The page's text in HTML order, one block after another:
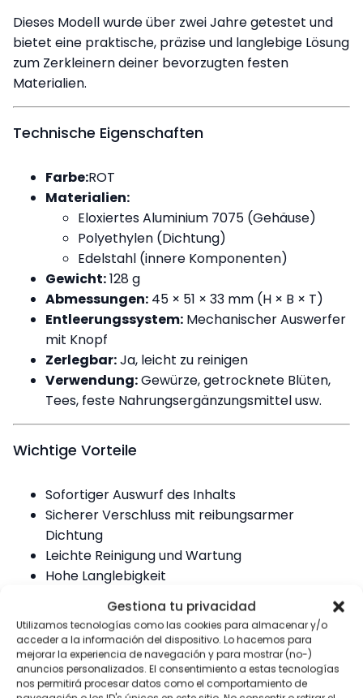
Gestiona tu privacidad
Utilizamos tecnologías como las cookies para almacenar y/o
acceder a la información del dispositivo. Lo hacemos para
mejorar la experiencia de navegación y para mostrar (no-)
anuncios personalizados. El consentimiento a estas tecnologías
nos permitirá procesar datos como el comportamiento de
Dieses Modell wurde über zwei Jahre getestet und
bietet eine praktische, präzise und langlebige Lösung
zum Zerkleinern deiner bevorzugten festen
Materialien.
Technische Eigenschaften
Farbe:ROT
Materialien:
Eloxiertes Aluminium 7075 (Gehäuse)
Polyethylen (Dichtung)
Edelstahl (innere Komponenten)
Gewicht:128 g
Abmessungen: 45 × 51 × 33 mm (H × B × T)
Entleerungssystem: Mechanischer Auswerfer
mit Knopf
Zerlegbar:Ja, leicht zu reinigen
Verwendung:Gewürze, getrocknete Blüten,
Tees, feste Nahrungsergänzungsmittel usw.
Wichtige Vorteile
Sofortiger Auswurf des Inhalts
Sicherer Verschluss mit reibungsarmer
Dichtung
Leichte Reinigung und Wartung
Hohe Langlebigkeit
Kompakt, tragbar und effizient
Ähnliche Produkte mitQuick Grinder